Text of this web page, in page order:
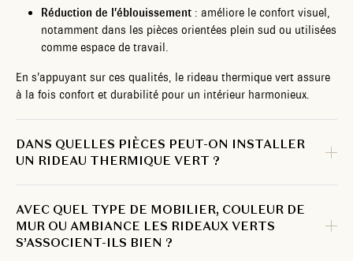
Réduction de l’éblouissement : améliore le confort visuel,
notamment dans les pièces orientées plein sud ou utilisées
comme espace de travail.
En s’appuyant sur ces qualités, le rideau thermique vert assure
à la fois confort et durabilité pour un intérieur harmonieux.
DANS QUELLES PIÈCES PEUT-ON INSTALLER
UN RIDEAU THERMIQUE VERT ?
AVEC QUEL TYPE DE MOBILIER, COULEUR DE
MUR OU AMBIANCE LES RIDEAUX VERTS
S’ASSOCIENT-ILS BIEN ?